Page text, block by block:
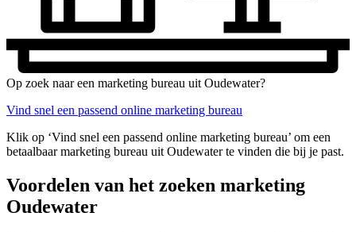
Op zoek naar een marketing bureau uit Oudewater?
Vind snel een passend online marketing bureau
Klik op ‘Vind snel een passend online marketing bureau’ om een
betaalbaar marketing bureau uit Oudewater te vinden die bij je past.
Voordelen van het zoeken marketing
Oudewater